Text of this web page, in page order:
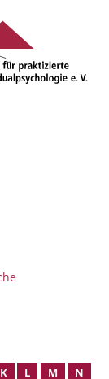
K L M
N